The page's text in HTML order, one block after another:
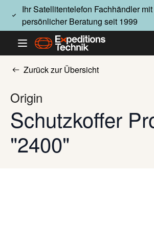
Direkt zum Inhalt
Ihr Satellitentelefon Fachhändler
persönlicher Beratung seit 1999
Zurück zur Übersicht
Origin
Schutzkoffer
"2400"